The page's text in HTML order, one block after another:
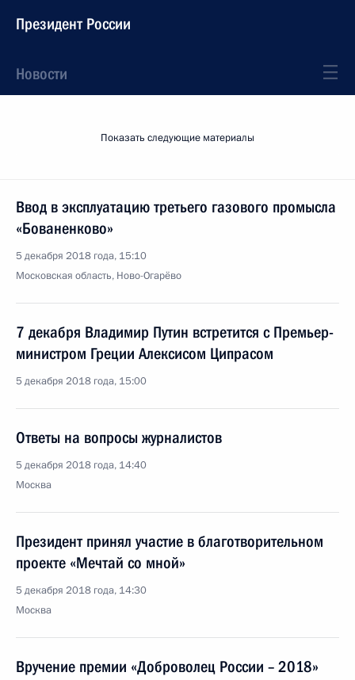
Президент России
Новости
Показать следующие материалы
Ввод в эксплуатацию третьего газового промысла
«Бованенково»
5 декабря 2018 года, 15:10
Московская область, Ново-Огарёво
7 декабря Владимир Путин встретится с Премьер-
министром Греции Алексисом Ципрасом
5 декабря 2018 года, 15:00
Ответы на вопросы журналистов
5 декабря 2018 года, 14:40
Москва
Президент принял участие в благотворительном
проекте «Мечтай со мной»
5 декабря 2018 года, 14:30
Москва
Вручение премии «Доброволец России – 2018»